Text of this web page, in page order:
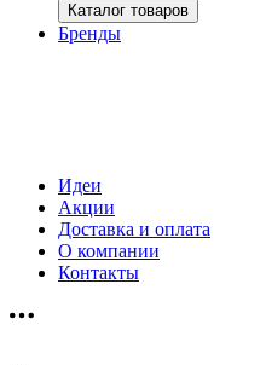
Каталог товаров
Бренды
Идеи
Акции
Доставка и оплата
О компании
Контакты